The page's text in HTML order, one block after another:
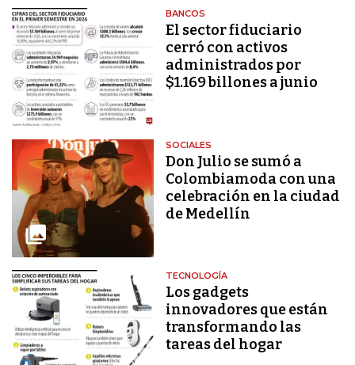
BANCOS
El sector fiduciario
cerró con activos
administrados por
$1.169 billones a junio
SOCIALES
Don Julio se sumó a
Colombiamoda con una
celebración en la ciudad
de Medellín
TECNOLOGÍA
Los gadgets
innovadores que están
transformando las
tareas del hogar